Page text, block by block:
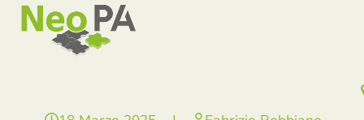
SkipOpen
mobile
menu
Close
mobile
menu